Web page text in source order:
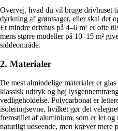
Overvej, hvad du vil bruge drivhuset
dyrkning af grøntsager, eller skal det
Et mindre drivhus på 4–6 m² er ofte
mens større modeller på 10–15 m²
siddeområde.
2. Materialer
De mest almindelige materialer er
klassisk udtryk og høj
vedligeholdelse. Polycarbonat er
isoleringsevne, hvilket gør det
fremstillet af aluminium, som er let
naturligt udseende, men kræver mere